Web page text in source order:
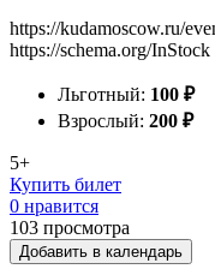
https://kudamoscow.ru/
https://schema.org/InStock
Льготный: 100 ₽
Взрослый: 200 ₽
5+
Купить билет
0 нравится
103 просмотра
Добавить в календарь